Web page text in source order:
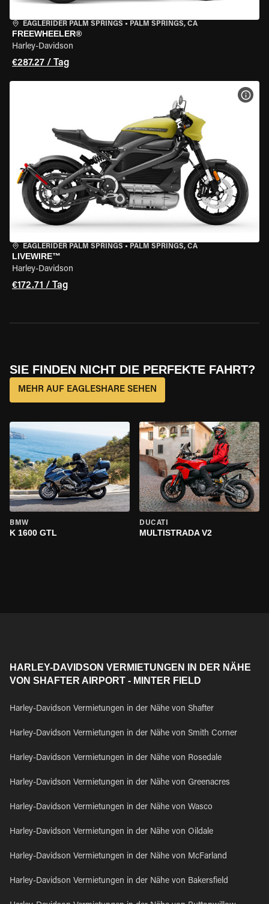
EAGLERIDER PALM SPRINGS • PALM SPRINGS, CA
FREEWHEELER®
Harley-Davidson
€287.27 / Tag
EAGLERIDER PALM SPRINGS • PALM SPRINGS, CA
LIVEWIRE™
Harley-Davidson
€172.71 / Tag
SIE FINDEN NICHT DIE PERFEKTE FAHRT?
MEHR AUF EAGLESHARE SEHEN
BMW
K 1600 GTL
DUCATI
MULTISTRADA V2
HARLEY-DAVIDSON VERMIETUNGEN IN DER NÄHE
VON SHAFTER AIRPORT - MINTER FIELD
Harley-Davidson Vermietungen in der Nähe von Shafter
Harley-Davidson Vermietungen in der Nähe von Smith Corner
Harley-Davidson Vermietungen in der Nähe von Rosedale
Harley-Davidson Vermietungen in der Nähe von Greenacres
Harley-Davidson Vermietungen in der Nähe von Wasco
Harley-Davidson Vermietungen in der Nähe von Oildale
Harley-Davidson Vermietungen in der Nähe von McFarland
Harley-Davidson Vermietungen in der Nähe von Bakersfield